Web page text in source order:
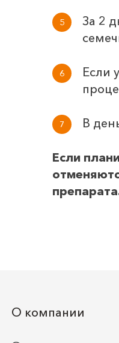
За 2
Если
В
Если
О компании